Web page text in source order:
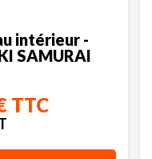
intérieur -
SAMURAI
TTC